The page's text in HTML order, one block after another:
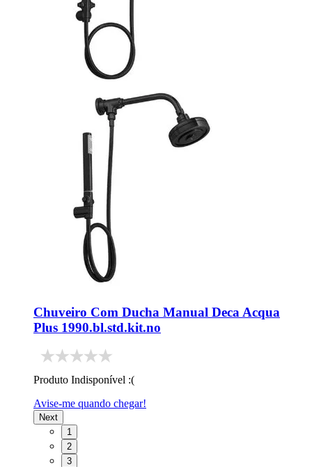
Chuveiro Com Ducha Manual Deca Acqua
Plus 1990.bl.std.kit.no
Produto Indisponível :(
Avise-me quando chegar!
Next
1
2
3